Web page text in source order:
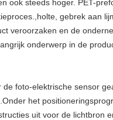
ook steeds hoger. PET-
gebrek aan
veroorzaken en de
onderwerp in de
foto-elektrische sensor
het
uit voor de lichtbron